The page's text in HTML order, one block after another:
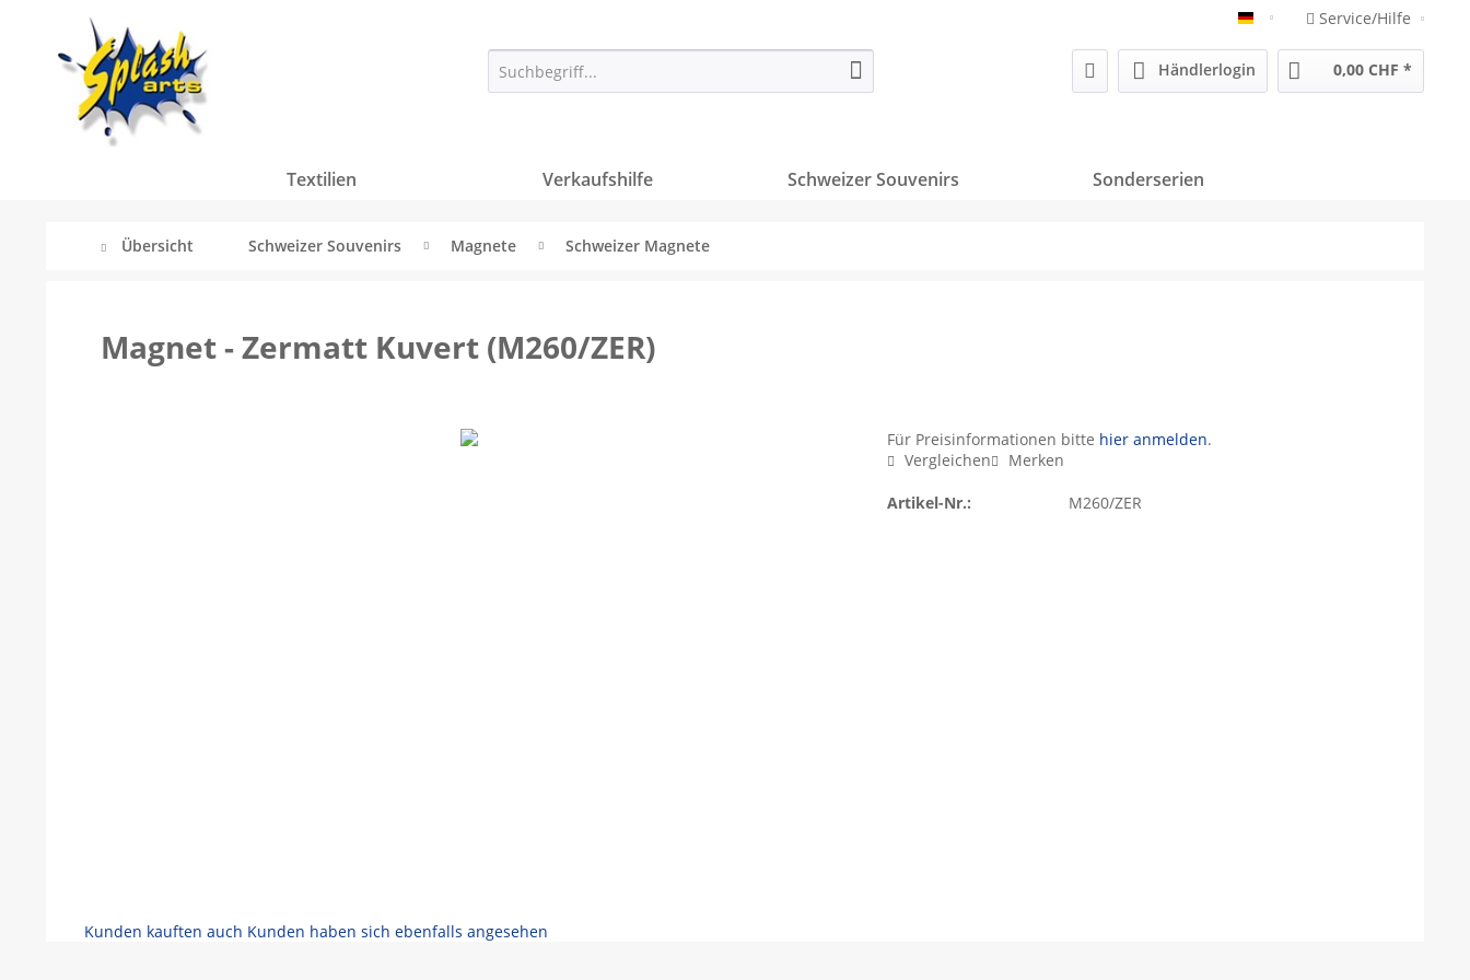
Deutsch Service/Hilfe
Händlerlogin 0,00 CHF *
Textilien Verkaufshilfe Schweizer Souvenirs Sonderserien
Übersicht Schweizer Souvenirs Magnete Schweizer Magnete
Magnet - Zermatt Kuvert (M260/ZER)
Für Preisinformationen bitte hier anmelden.
Vergleichen
Merken
Artikel-Nr.: M260/ZER
Kunden kauften auch Kunden haben sich ebenfalls angesehen